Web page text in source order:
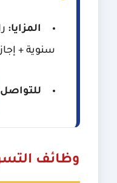
المزايا:
سنوية +
وظائف